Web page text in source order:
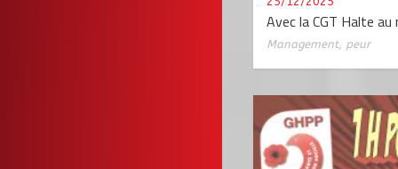
Avec la CGT Halte
Management, peur